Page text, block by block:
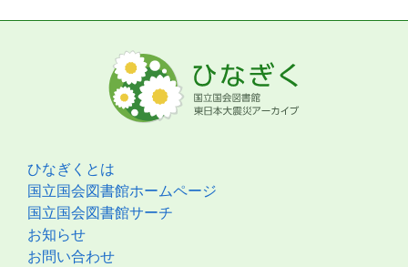
ひなぎくとは
国立国会図書館ホームページ
国立国会図書館サーチ
お知らせ
お問い合わせ